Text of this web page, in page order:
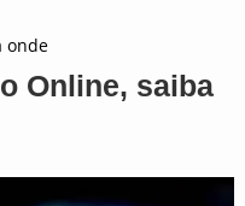
onde
Online, saiba